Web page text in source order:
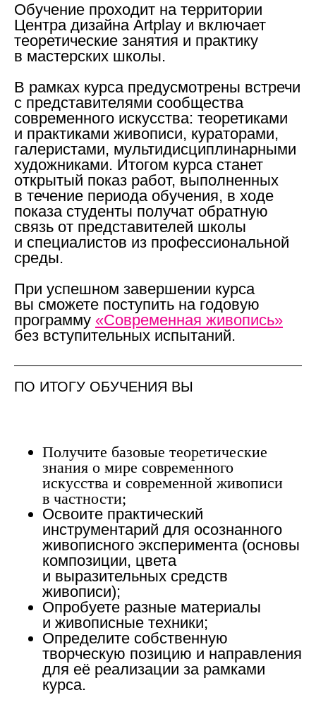
Обучение проходит на территории
Центра дизайна Artplay и включает
теоретические занятия и практику
в мастерских школы.
В рамках курса предусмотрены встречи
с представителями сообщества
современного искусства: теоретиками
и практиками живописи, кураторами,
галеристами, мультидисциплинарными
художниками. Итогом курса станет
открытый показ работ, выполненных
в течение периода обучения, в ходе
показа студенты получат обратную
связь от представителей школы
и специалистов из профессиональной
среды.
При успешном завершении курса
вы сможете поступить на годовую
программу «Современная живопись»
без вступительных испытаний.
ПО ИТОГУ ОБУЧЕНИЯ ВЫ
Получите базовые теоретические
знания о мире современного
искусства и современной живописи
в частности;
Освоите практический
инструментарий для осознанного
живописного эксперимента (основы
композиции, цвета
и выразительных средств
живописи);
Опробуете разные материалы
и живописные техники;
Определите собственную
творческую позицию и направления
для её реализации за рамками
курса.